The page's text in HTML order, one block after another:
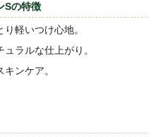
Sの特徴
軽いつけ心地。
ラルな仕上がり。
ンケア。